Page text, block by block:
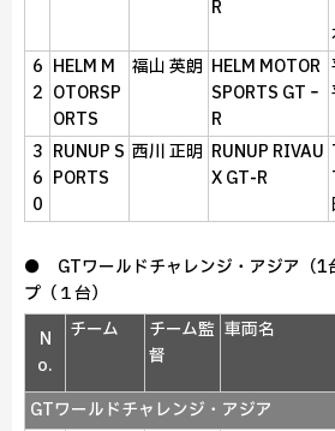
R
6
2
HELM M
OTORSP
ORTS
福山 英朗 HELM MOTOR
SPORTS GT‐
R
3
6
0
RUNUP S
PORTS
西川 正明 RUNUP RIVAU
X GT‑R
● GTワールドチャレンジ・アジア（1
プ（１台）
N
o.
チーム
チーム監
督
車両名
GTワールドチャレンジ・アジア